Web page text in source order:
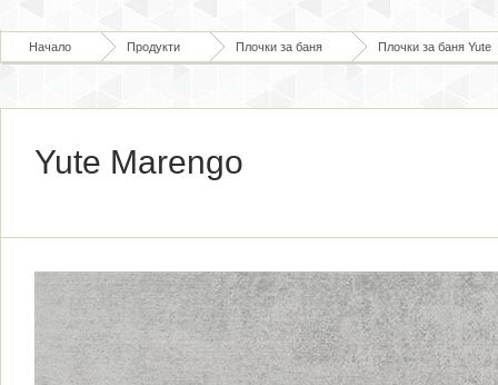
Начало Продукти Плочки за баня Плочки за баня Yute
Yute Marengo